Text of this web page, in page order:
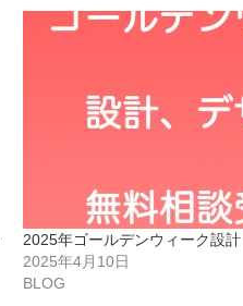
2025年ゴールデンウィーク設
2025年4月10日
BLOG